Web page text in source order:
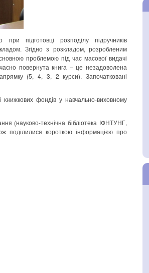
підготовці розподілу підручників
Згідно з розкладом, розробленим
проблемою під час масової видачі
повернута книга – це незадоволена
(5, 4, 3, 2 курси). Започатковані
фондів у навчально-виховному
(науково-технічна бібліотека ІФНТУНГ,
поділилися короткою інформацією про